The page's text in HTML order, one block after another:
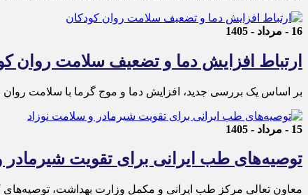
16 - مرداد - 1405
ارتباط افزایش دما و تضعیف سلامت روان
بر اساس یک بررسی جدید، افزایش دما و موج گرما با سلامت
15 - مرداد - 1405
توصیه‌های طب ایرانی برای تقویت شیرمادر
معاون تعالی مرکز طب ایرانی و مکمل وزارت بهداشت،